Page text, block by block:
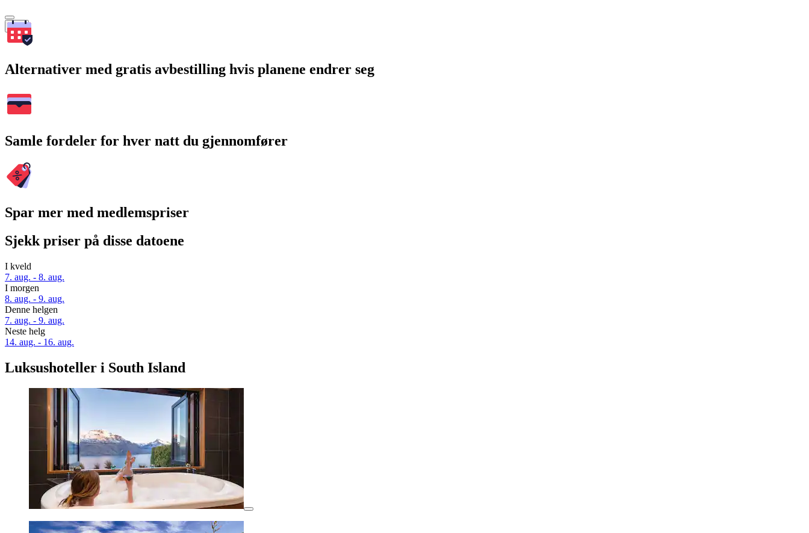
Søk
Alternativer med gratis avbestilling hvis planene endrer seg
Samle fordeler for hver natt du gjennomfører
Spar mer med medlemspriser
Sjekk priser på disse datoene
I kveld
7. aug. - 8. aug.
I morgen
8. aug. - 9. aug.
Denne helgen
7. aug. - 9. aug.
Neste helg
14. aug. - 16. aug.
Luksushoteller i South Island